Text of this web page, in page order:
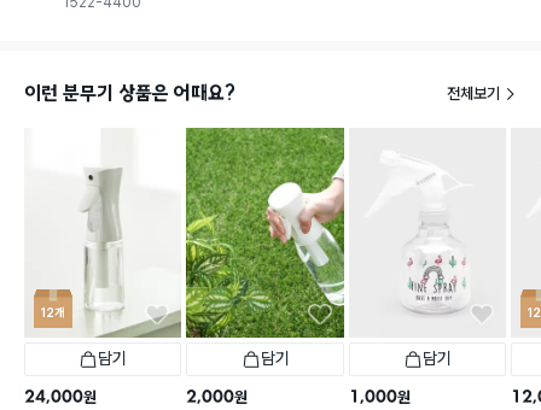
이런 분무기 상품은 어때요? 전체보기
12개
담기
24,000원
담기
2,000원
담기
1,000원